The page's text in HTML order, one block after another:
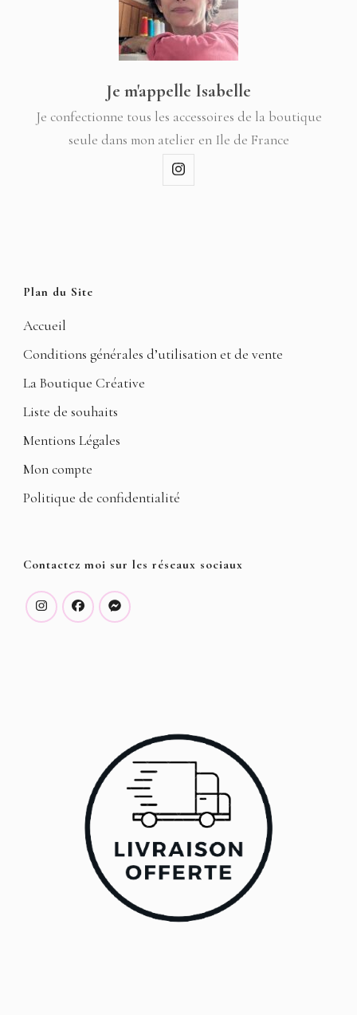
Je m'appelle Isabelle
Je confectionne tous les accessoires de la boutique
seule dans mon atelier en Ile de France
Plan du Site
Accueil
Conditions générales d’utilisation et de vente
La Boutique Créative
Liste de souhaits
Mentions Légales
Mon compte
Politique de confidentialité
Contactez moi sur les réseaux sociaux